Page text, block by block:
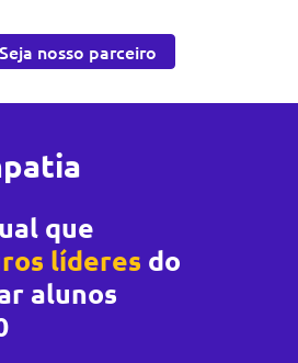
Seja nosso parceiro
que
líderes do
alunos